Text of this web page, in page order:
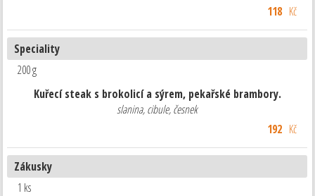
118 Kč
Speciality
200 g
Kuřecí steak s brokolicí a sýrem, pekařské brambory.
slanina, cibule, česnek
192 Kč
Zákusky
1 ks